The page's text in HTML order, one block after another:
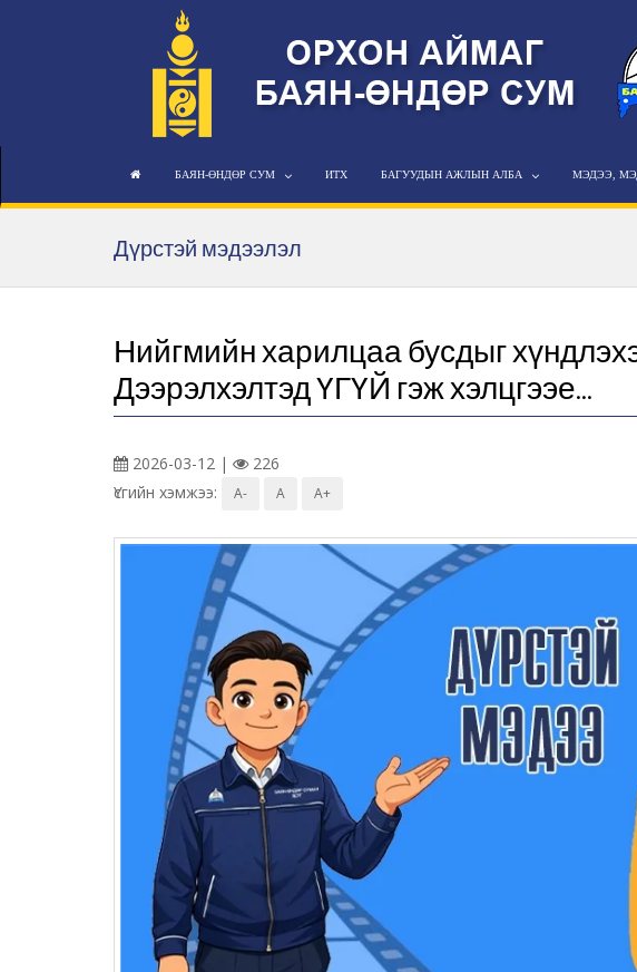
БАЯН-ӨНДӨР СУМ ИТХ БАГУУДЫН АЖЛЫН АЛБА МЭДЭЭ,
Дүрстэй мэдээлэл
Нийгмийн харилцаа бусдыг
Дээрэлхэлтэд ҮГҮЙ гэж хэлцгээе...
2026-03-12 |
226
Үсгийн хэмжээ:
A- A A+